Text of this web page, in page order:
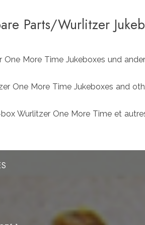
Parts/Wurlitzer
More Time Jukeboxes und
One More Time Jukeboxes and
Wurlitzer One More Time et